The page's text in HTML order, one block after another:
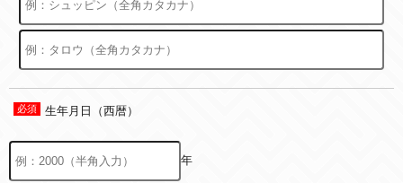
生年月日（西暦）
年